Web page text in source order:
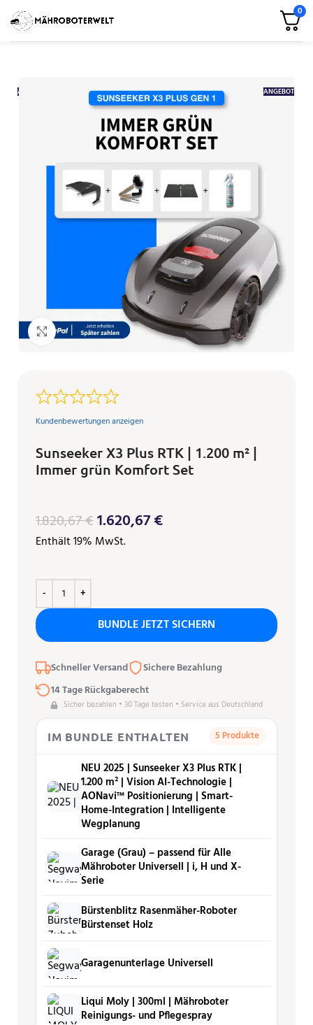
0
ANGEBOT ANGEBOT
Klicken zum Vergrößern
Kundenbewertungen anzeigen
Sunseeker X3 Plus RTK | 1.200 m² |
Immer grün Komfort Set
1.820,67€1.620,67€
Enthält 19% MwSt.
BUNDLE JETZT SICHERN
Schneller Versand
Sichere Bezahlung
14 Tage Rückgaberecht
Sicher bezahlen • 30 Tage testen • Service aus Deutschland
IM BUNDLE ENTHALTEN 5 Produkte
NEU 2025 | Sunseeker X3 Plus RTK |
1.200 m² | Vision AI-Technologie |
AONavi™ Positionierung | Smart-
Home-Integration | Intelligente
Wegplanung
Garage (Grau) – passend für Alle
Mähroboter Universell | i, H und X-
Serie
Bürstenblitz Rasenmäher-Roboter
Bürstenset Holz
Garagenunterlage Universell
Liqui Moly | 300ml | Mähro­boter
Reini­gungs- und Pfle­ge­spray